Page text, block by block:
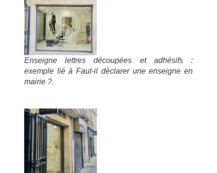
Enseigne lettres découpées et adhésifs :
exemple lié à Faut-il déclarer une enseigne en
mairie ?.